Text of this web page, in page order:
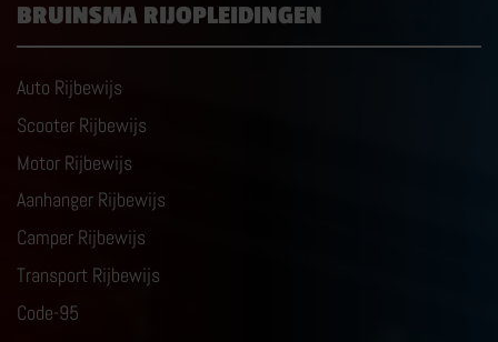
BRUINSMA RIJOPLEIDINGEN
Auto Rijbewijs
Scooter Rijbewijs
Motor Rijbewijs
Aanhanger Rijbewijs
Camper Rijbewijs
Transport Rijbewijs
Code-95